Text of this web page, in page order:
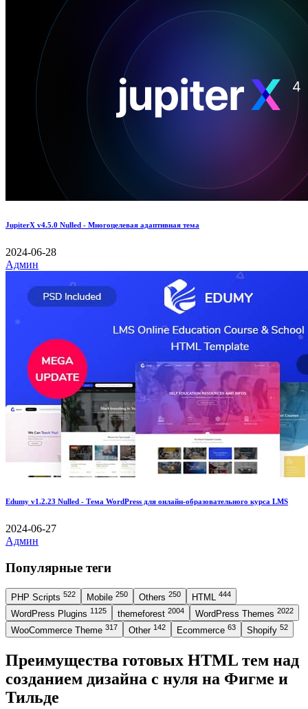
JupiterX v4.5.0 Nulled - Многоцелевая адаптивная тема
2024-06-28
Админ
Edumy v1.2.23 Nulled - Тема WordPress для онлайн-образовательного курса LMS
2024-06-27
Админ
Популярные теги
PHP Scripts 522 Mobile 250 Others 250 HTML 444
WordPress Plugins 1125 themeforest 2004 WordPress Themes 2022
WooCommerce Theme 317 Other 142 Ecommerce 63 Shopify 52
Преимущества готовых HTML тем над
созданием дизайна с нуля на Фигме и
Тильде